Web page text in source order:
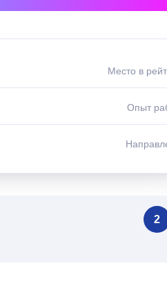
Место в
Опыт
2